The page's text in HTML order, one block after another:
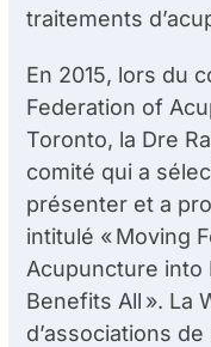
traitements
En 2015, lors du
Federation of
Toronto, la Dre
comité qui a
présenter et a
intitulé « Moving
Acupuncture into
Benefits All ». La
d’associations